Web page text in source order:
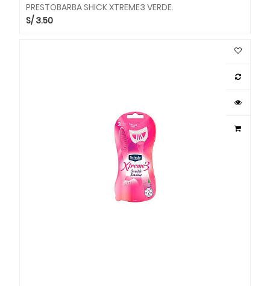
PRESTOBARBA SHICK XTREME3 VERDE.
S/3.50